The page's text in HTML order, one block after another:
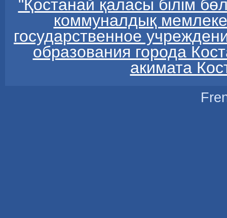
"Қостанай қаласы білім
коммуналдық
государственное
образования города
акимата